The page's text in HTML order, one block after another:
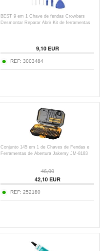
BEST 9 em 1 Chave de fendas Crowbars
Desmontar Reparar Abrir Kit de ferramentas
9,10EUR
REF: 3003484
Conjunto 145 em 1 de Chaves de Fendas e
Ferramentas de Abertura Jakemy JM-8183
46,00
42,10EUR
REF: 252180